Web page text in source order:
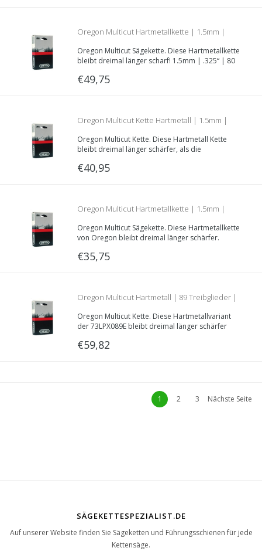
Oregon Multicut Hartmetallkette | 1.5mm |
.325 | 80 Treibglieder | Teilnummer
M21LPX080E
Oregon Multicut Sägekette. Diese Hartmetallkette
bleibt dreimal länger scharf! 1.5mm | .325“ | 80
€49,75
Oregon Multicut Kette Hartmetall | 1.5mm |
.325 | 67 Treibglieder | M21LPX067E
Oregon Multicut Kette. Diese Hartmetall Kette
bleibt dreimal länger schärfer, als die
€40,95
Oregon Multicut Hartmetallkette | 1.5mm |
.325 | 56 Treibglieder | M21LPX056E
Oregon Multicut Sägekette. Diese Hartmetallkette
von Oregon bleibt dreimal länger schärfer.
€35,75
Oregon Multicut Hartmetall | 89 Treibglieder |
1.5mm | 3/8 | Teilenr. M73LPX089E
Oregon Multicut Kette. Diese Hartmetallvariant
der 73LPX089E bleibt dreimal länger schärfer
Schnittbedingungen geeignet.
€59,82
1 2 3 Nächste Seite
SÄGEKETTESPEZIALIST.DE
Auf unserer Website finden Sie Sägeketten und Führungsschienen für jede
Kettensäge.